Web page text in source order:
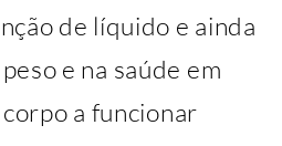
de líquido e ainda
e na saúde em
a funcionar